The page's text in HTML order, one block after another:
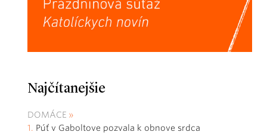
Najčítanejšie
DOMÁCE
Púť v Gaboltove pozvala k obnove srdca